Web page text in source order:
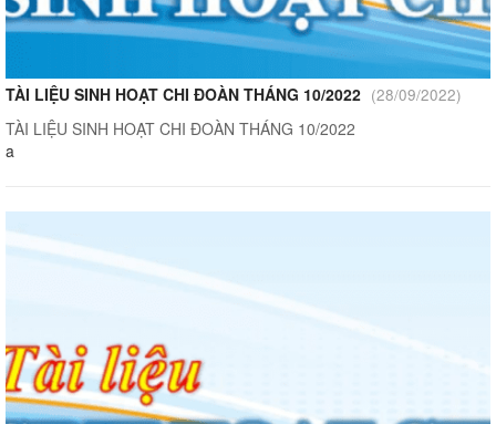
TÀI LIỆU SINH HOẠT CHI ĐOÀN THÁNG 10/2022 (28/09/2022)
TÀI LIỆU SINH HOẠT CHI ĐOÀN THÁNG 10/2022
a